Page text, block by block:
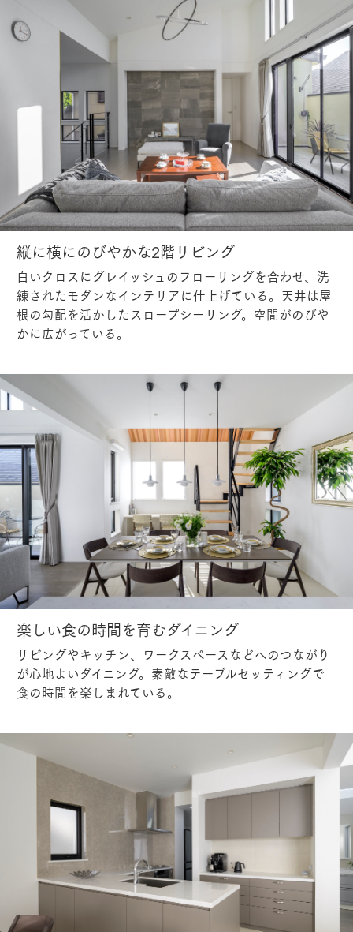
縦に横にのびやかな2階リビング
白いクロスにグレイッシュのフローリングを合わせ、洗
練されたモダンなインテリアに仕上げている。天井は屋
根の勾配を活かしたスロープシーリング。空間がのびや
かに広がっている。
楽しい食の時間を育むダイニング
リビングやキッチン、ワークスペースなどへのつながり
が心地よいダイニング。素敵なテーブルセッティングで
食の時間を楽しまれている。